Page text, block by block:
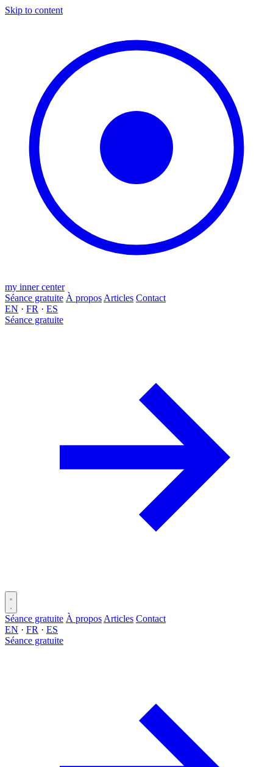
Skip to content
my inner center
Séance gratuite À propos Articles Contact
EN · FR · ES
Séance gratuite
Séance gratuite À propos Articles Contact
EN · FR · ES
Séance gratuite